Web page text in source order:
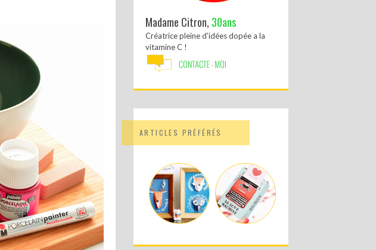
Madame Citron, 30ans
Créatrice pleine d'idées dopée a la
vitamine C !
ARTICLES PRÉFÉRÉS